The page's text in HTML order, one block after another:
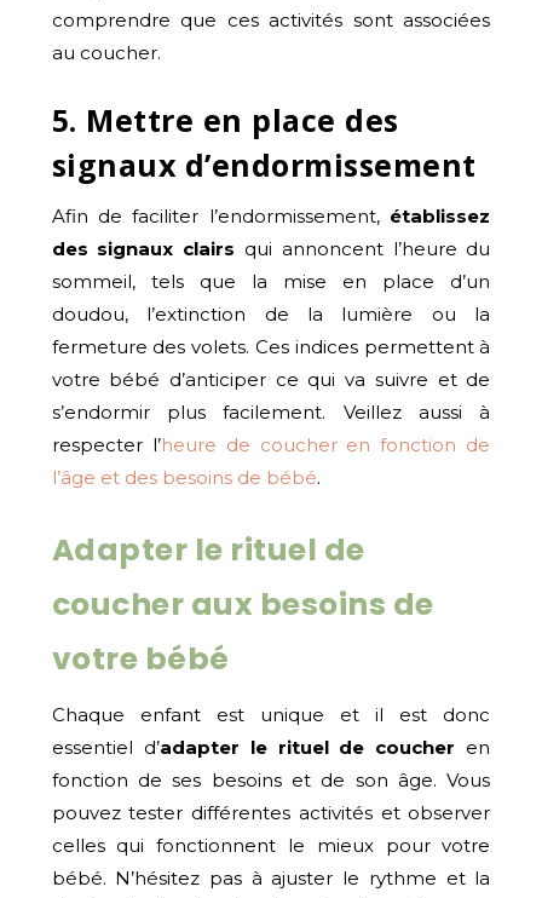
comprendre que ces activités sont associées
au coucher.
5. Mettre en place des
signaux d’endormissement
Afin de faciliter l’endormissement, établissez
des signaux clairs qui annoncent l’heure du
sommeil, tels que la mise en place d’un
doudou, l’extinction de la lumière ou la
fermeture des volets. Ces indices permettent à
votre bébé d’anticiper ce qui va suivre et de
s’endormir plus facilement. Veillez aussi à
respecter l’heure de coucher en fonction de
l’âge et des besoins de bébé.
Adapter le rituel de
coucher aux besoins de
votre bébé
Chaque enfant est unique et il est donc
essentiel d’adapter le rituel de coucher en
fonction de ses besoins et de son âge. Vous
pouvez tester différentes activités et observer
celles qui fonctionnent le mieux pour votre
bébé. N’hésitez pas à ajuster le rythme et la